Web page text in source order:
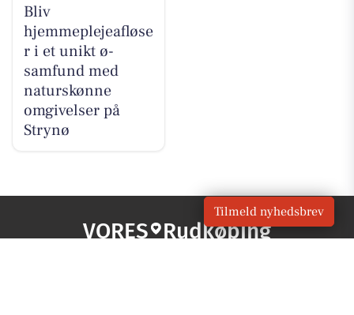
Bliv
hjemmeplejeafløse
r i et unikt ø-
samfund med
naturskønne
omgivelser på
Strynø
VORES Rudkøbing
Tilmeld nyhedsbrev